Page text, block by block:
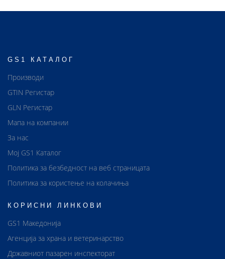
GS1 КАТАЛОГ
Производи
GTIN Регистар
GLN Регистар
Мапа на компании
За нас
Мој GS1 Каталог
Политика за безбедност на веб страницата
Политика за користење на колачиња
КОРИСНИ ЛИНКОВИ
GS1 Македонија
Агенција за храна и ветеринарство
Државниот пазарен инспекторат